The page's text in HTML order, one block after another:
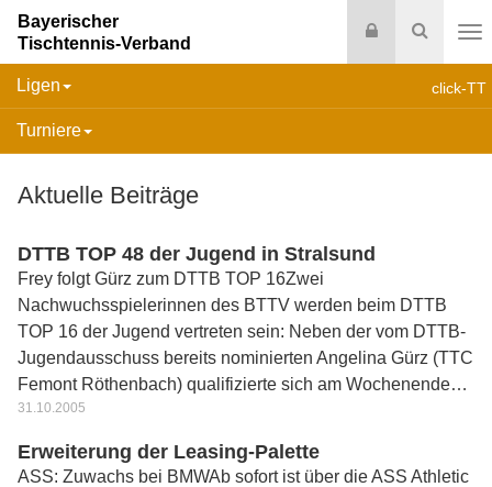
Suche
Login
Bayerischer
Tischtennis-Verband
click-TT
Ligen
Turniere
Aktuelle Beiträge
DTTB TOP 48 der Jugend in Stralsund
Frey folgt Gürz zum DTTB TOP 16Zwei
Nachwuchsspielerinnen des BTTV werden beim DTTB
TOP 16 der Jugend vertreten sein: Neben der vom DTTB-
Jugendausschuss bereits nominierten Angelina Gürz (TTC
Femont Röthenbach) qualifizierte sich am Wochenende…
31.10.2005
Erweiterung der Leasing-Palette
ASS: Zuwachs bei BMWAb sofort ist über die ASS Athletic